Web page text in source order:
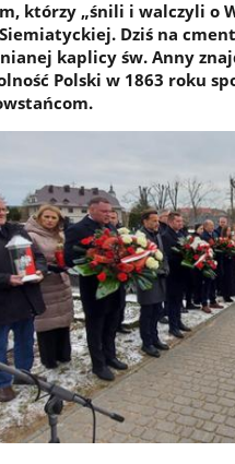
którzy „śnili i walczyli o
Dziś na
kaplicy św. Anny
Polski w 1863 roku